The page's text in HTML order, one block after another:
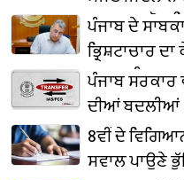
₹1,500 ਕਰੋੜ
ਪੰਜਾਬ ਦੇ
ਭ੍ਰਿਸ਼ਟਾਚਾਰ
ਪ੍ਰਵਾਨਗੀ
ਪੰਜਾਬ ਸਰਕਾਰ
ਦੀਆਂ ਬਦਲੀਆਂ
8ਵੀਂ ਦੇ
ਸਵਾਲ ਪਾਉਣੇ